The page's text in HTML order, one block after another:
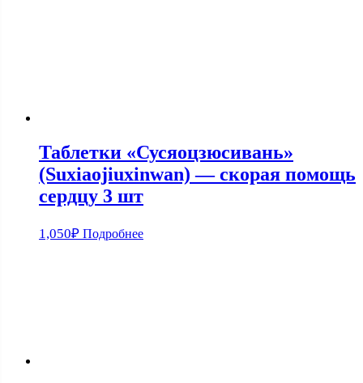
Таблетки «Сусяоцзюсивань»
(Suxiaojiuxinwan) — скорая помощь
сердцу 3 шт
1,050₽ Подробнее